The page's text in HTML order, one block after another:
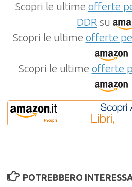
Scopri le ultime offerte
DDR su
Scopri le ultime offerte
Scopri le ultime offerte
POTREBBERO